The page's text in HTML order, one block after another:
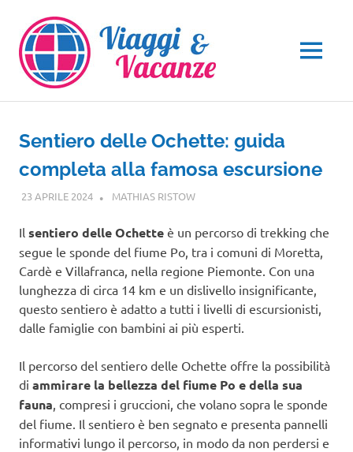
contenuto
MENU
Sentiero delle Ochette: guida
completa alla famosa escursione
23 APRILE 2024 MATHIAS RISTOWPIEMONTE
Il sentiero delle Ochette è un percorso di trekking che
segue le sponde del fiume Po, tra i comuni di Moretta,
Cardè e Villafranca, nella regione Piemonte. Con una
lunghezza di circa 14 km e un dislivello insignificante,
questo sentiero è adatto a tutti i livelli di escursionisti,
dalle famiglie con bambini ai più esperti.
Il percorso del sentiero delle Ochette offre la possibilità
di ammirare la bellezza del fiume Po e della sua
fauna, compresi i gruccioni, che volano sopra le sponde
del fiume. Il sentiero è ben segnato e presenta pannelli
informativi lungo il percorso, in modo da non perdersi e